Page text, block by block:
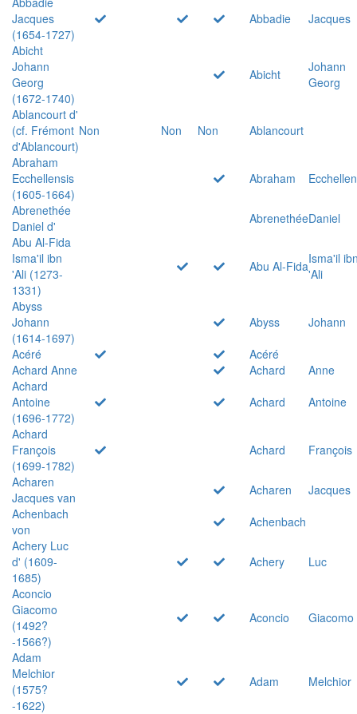
Jacques
(1654-1727)
Abbadie
Jacques
Abicht
Johann
Georg
(1672-1740)
Abicht
Johann
Georg
Ablancourt d'
(cf. Frémont
d'Ablancourt)
Non Non Non
Ablancourt
Abraham
Ecchellensis
(1605-1664)
Abraham
Abrenethée
Daniel d'
AbrenethéeDaniel
Abu Al-Fida
Isma'il ibn
'Ali (1273-
1331)
Abu Al-FidaIsma'il
'Ali
Abyss
Johann
(1614-1697)
Abyss
Johann
Acéré
Acéré
Achard Anne
Achard
Anne
Achard
Antoine
(1696-1772)
Achard
Antoine
Achard
François
(1699-1782)
Achard
François
Acharen
Jacques van
Acharen
Jacques
Achenbach
von
Achenbach
Achery Luc
d' (1609-
1685)
Achery
Luc
Aconcio
Giacomo
(1492?
-1566?)
Aconcio Giacomo
Adam
Melchior
(1575?
-1622)
Adam Melchior